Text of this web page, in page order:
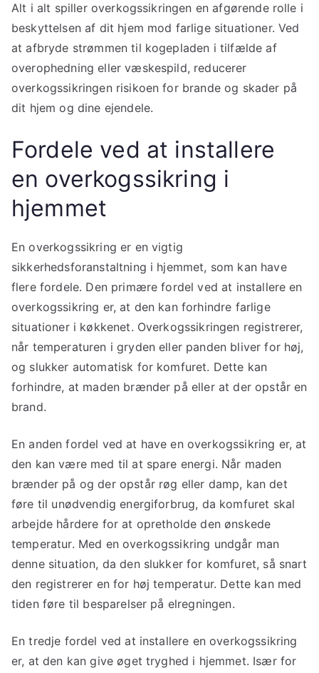
Alt i alt spiller overkogssikringen en afgørende rolle i
beskyttelsen af dit hjem mod farlige situationer. Ved
at afbryde strømmen til kogepladen i tilfælde af
overophedning eller væskespild, reducerer
overkogssikringen risikoen for brande og skader på
dit hjem og dine ejendele.
Fordele ved at installere
en overkogssikring i
hjemmet
En overkogssikring er en vigtig
sikkerhedsforanstaltning i hjemmet, som kan have
flere fordele. Den primære fordel ved at installere en
overkogssikring er, at den kan forhindre farlige
situationer i køkkenet. Overkogssikringen registrerer,
når temperaturen i gryden eller panden bliver for høj,
og slukker automatisk for komfuret. Dette kan
forhindre, at maden brænder på eller at der opstår en
brand.
En anden fordel ved at have en overkogssikring er, at
den kan være med til at spare energi. Når maden
brænder på og der opstår røg eller damp, kan det
føre til unødvendig energiforbrug, da komfuret skal
arbejde hårdere for at opretholde den ønskede
temperatur. Med en overkogssikring undgår man
denne situation, da den slukker for komfuret, så snart
den registrerer en for høj temperatur. Dette kan med
tiden føre til besparelser på elregningen.
En tredje fordel ved at installere en overkogssikring
er, at den kan give øget tryghed i hjemmet. Især for